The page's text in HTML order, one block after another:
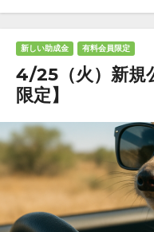
新しい助成金 有料会員限定
4/25（火）新規
限定】